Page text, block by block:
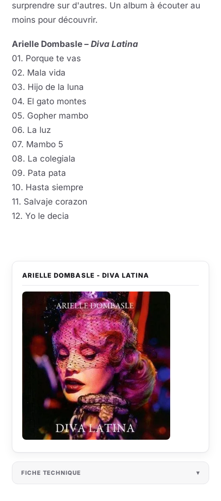
surprendre sur d'autres. Un album à écouter au
moins pour découvrir.
Arielle Dombasle – Diva Latina
01. Porque te vas
02. Mala vida
03. Hijo de la luna
04. El gato montes
05. Gopher mambo
06. La luz
07. Mambo 5
08. La colegiala
09. Pata pata
10. Hasta siempre
11. Salvaje corazon
12. Yo le decia
ARIELLE DOMBASLE - DIVA LATINA
FICHE TECHNIQUE